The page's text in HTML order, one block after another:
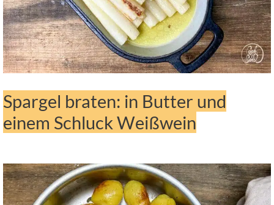
Spargel braten: in Butter und
einem Schluck Weißwein